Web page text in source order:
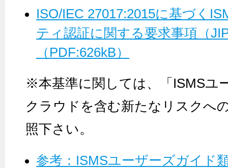
ISO/IEC 27017:2015に基づく
ティ認証に関する要求事項（
（PDF:626kB）
※本基準に関しては、「ISMSユ
クラウドを含む新たなリスクへ
照下さい。
参考：ISMSユーザーズガイド